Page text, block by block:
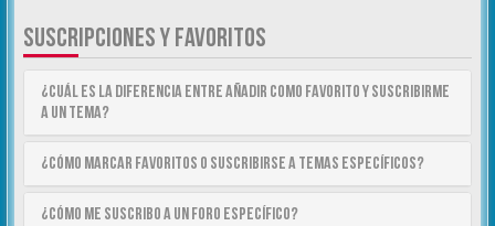
SUSCRIPCIONES Y FAVORITOS
¿Cuál es la diferencia entre añadir como Favorito y suscribirme
a un tema?
¿Cómo marcar Favoritos o suscribirse a temas específicos?
¿Cómo me suscribo a un foro específico?